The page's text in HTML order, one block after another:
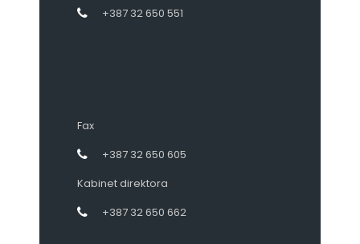
+387 32 650 551
Fax
+387 32 650 605
Kabinet direktora
+387 32 650 662